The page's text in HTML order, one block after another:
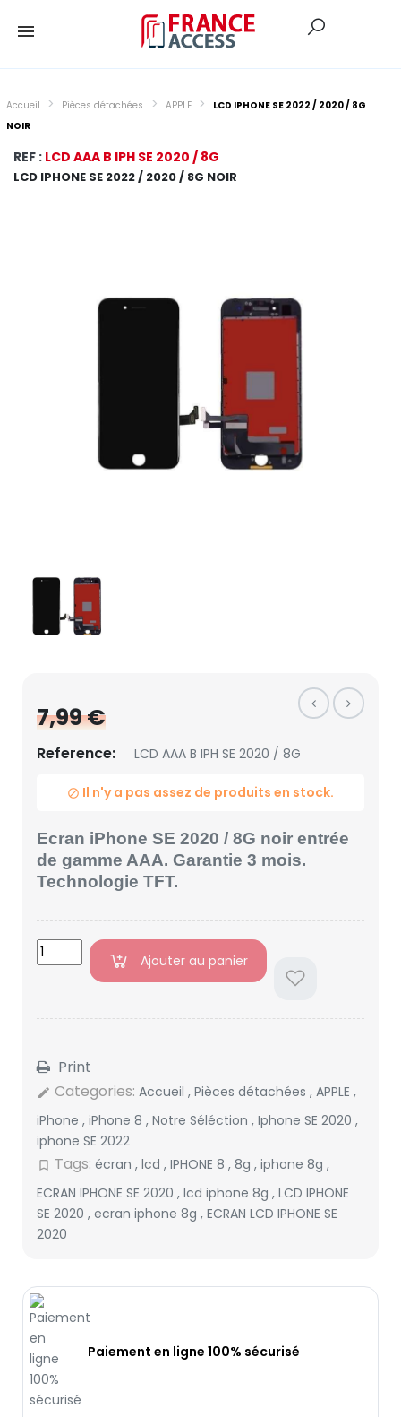
Accueil Pièces détachées APPLE
LCD IPHONE SE 2022 / 2020 / 8G
NOIR
REF : LCD AAA B IPH SE 2020 / 8G
LCD IPHONE SE 2022 / 2020 / 8G NOIR
7,99 €
Reference: LCD AAA B IPH SE 2020 / 8G
 Il n'y a pas assez de produits en stock.
Ecran iPhone SE 2020 / 8G noir entrée
de gamme AAA. Garantie 3 mois.
Technologie TFT.
Ajouter au panier
Print
edit Categories: Accueil , Pièces détachées , APPLE ,
iPhone , iPhone 8 , Notre Séléction , Iphone SE 2020 ,
iphone SE 2022
bookmark_border Tags: écran , lcd , IPHONE 8 , 8g , iphone 8g ,
ECRAN IPHONE SE 2020 , lcd iphone 8g , LCD IPHONE
SE 2020 , ecran iphone 8g , ECRAN LCD IPHONE SE
2020
Paiement en ligne 100% sécurisé